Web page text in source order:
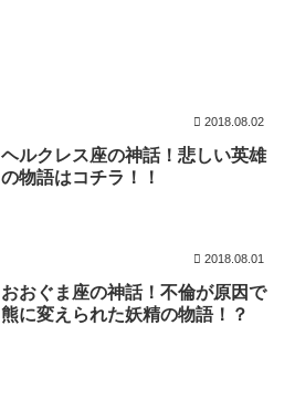
2018.08.02
ヘルクレス座の神話！悲しい英雄
の物語はコチラ！！
2018.08.01
おおぐま座の神話！不倫が原因で
熊に変えられた妖精の物語！？